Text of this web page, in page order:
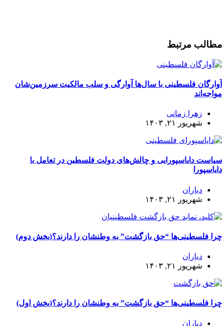
مطالب مرتبط
آوارگان فلسطینی با سال‌ها آوارگی و سلب مالكيت سرزمين‌شان
مواجه‌اند
زهرا زمانی
شهریور ۲۱, ۱۴۰۳
سیاست دایاسپورایی و چالش‌های دولت فلسطین در تعامل با
دایاسپورا
دیاران
شهریور ۲۱, ۱۴۰۳
چرا فلسطینی‌ها “حق بازگشت” به وطنشان‌ را دارند؟(بخش دوم)
دیاران
شهریور ۲۱, ۱۴۰۳
چرا فلسطینی‌ها “حق بازگشت” به وطنشان‌ را دارند؟(بخش اول)
دیاران